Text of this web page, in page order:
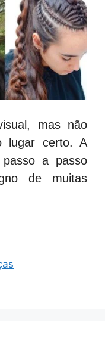
mas não
lugar certo. A
a passo
de muitas